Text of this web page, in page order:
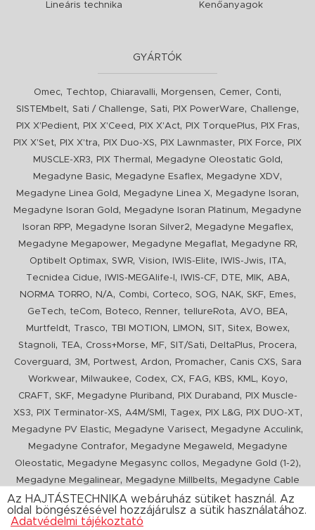
Lineáris technika
Kenőanyagok
GYÁRTÓK
Omec, Techtop, Chiaravalli, Morgensen, Cemer, Conti,
SISTEMbelt, Sati / Challenge, Sati, PIX PowerWare, Challenge,
PIX X'Pedient, PIX X'Ceed , PIX X'Act, PIX TorquePlus, PIX Fras,
PIX X'Set, PIX X'tra, PIX Duo-XS, PIX Lawnmaster, PIX Force,
PIX
MUSCLE-XR3, PIX Thermal , Megadyne Oleostatic Gold ,
Megadyne Basic, Megadyne Esaflex, Megadyne XDV,
Megadyne Linea Gold , Megadyne Linea X, Megadyne Isoran,
Megadyne Isoran Gold , Megadyne Isoran Platinum,
Megadyne
Isoran RPP, Megadyne Isoran Silver2, Megadyne Megaflex,
Megadyne Megapower, Megadyne Megaflat, Megadyne RR,
Optibelt Optimax, SWR, Vision, IWIS-Elite, IWIS-Jwis, ITA,
Tecnidea Cidue, IWIS-MEGAlife-I , IWIS-CF, DTE, MIK, ABA,
NORMA TORRO, N/A, Combi, Corteco, SOG, NAK, SKF, Emes,
GeTech, teCom, Boteco, Renner, tellureRota, AVO, BEA,
Murtfeldt, Trasco, TBI MOTION , LIMON , SIT, Sitex, Bowex,
Stagnoli, TEA, Cross+Morse, MF, SIT/Sati, DeltaPlus, Procera,
Coverguard , 3M , Portwest, Ardon, Promacher, Canis CXS, Sara
Workwear, Milwaukee, Codex, CX, FAG, KBS, KML, Koyo,
CRAFT, SKF, Megadyne Pluriband , PIX Duraband ,
PIX Muscle-
XS3, PIX Terminator-XS, A4M/SMI , Tagex, PIX L&G, PIX DUO-XT,
Megadyne PV Elastic, Megadyne Varisect, Megadyne Acculink,
Megadyne Contrafor, Megadyne Megaweld ,
Megadyne
Oleostatic, Megadyne Megasync collos, Megadyne Gold (1-2),
Megadyne Megalinear, Megadyne Millbelts,
Megadyne Cable
Pull, PIX X'Ceed,Megadyne Pull Down, Optibelt VB,Mitsuboshi
ConCar,Megadyne Megarib ,PIX HARVESTER,Urgent
Az HAJTÁSTECHNIKA webáruház sütiket használ. Az
oldal böngészésével hozzájárulsz a sütik használatához.
Adatvédelmi tájékoztató